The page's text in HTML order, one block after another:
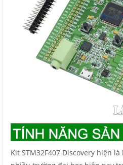
Kit STM32F407 Discovery hiện